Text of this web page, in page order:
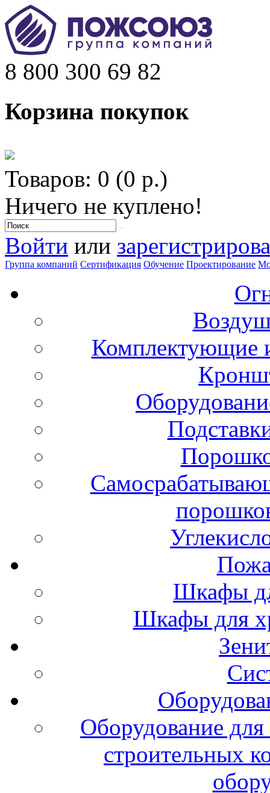
8 800 300 69 82
Корзина покупок
Товаров: 0 (0 р.)
Ничего не куплено!
Войти или
Группа компаний Сертификация Обучение Проектирование
Комплектующие
Шкафы
Шкафы для
Оборудование
строительных